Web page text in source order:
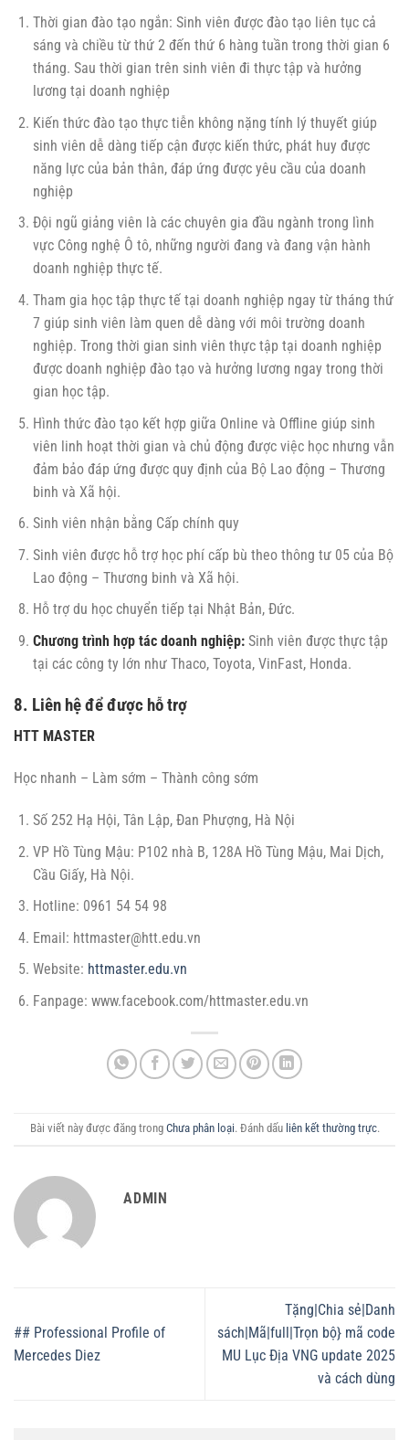
Thời gian đào tạo ngắn: Sinh viên được đào tạo liên tục cả
sáng và chiều từ thứ 2 đến thứ 6 hàng tuần trong thời gian 6
tháng. Sau thời gian trên sinh viên đi thực tập và hưởng
lương tại doanh nghiệp
Kiến thức đào tạo thực tiễn không nặng tính lý thuyết giúp
sinh viên dễ dàng tiếp cận được kiến thức, phát huy được
năng lực của bản thân, đáp ứng được yêu cầu của doanh
nghiệp
Đội ngũ giảng viên là các chuyên gia đầu ngành trong lình
vực Công nghệ Ô tô, những người đang và đang vận hành
doanh nghiệp thực tế.
Tham gia học tập thực tế tại doanh nghiệp ngay từ tháng thứ
7 giúp sinh viên làm quen dễ dàng với môi trường doanh
nghiệp. Trong thời gian sinh viên thực tập tại doanh nghiệp
được doanh nghiệp đào tạo và hưởng lương ngay trong thời
gian học tập.
Hình thức đào tạo kết hợp giữa Online và Offline giúp sinh
viên linh hoạt thời gian và chủ động được việc học nhưng vẫn
đảm bảo đáp ứng được quy định của Bộ Lao động – Thương
binh và Xã hội.
Sinh viên nhận bằng Cấp chính quy
Sinh viên được hỗ trợ học phí cấp bù theo thông tư 05 của Bộ
Lao động – Thương binh và Xã hội.
Hỗ trợ du học chuyển tiếp tại Nhật Bản, Đức.
Chương trình hợp tác doanh nghiệp:Sinh viên được thực tập
tại các công ty lớn như Thaco, Toyota, VinFast, Honda.
8. Liên hệ để được hỗ trợ
HTT MASTER
Học nhanh – Làm sớm – Thành công sớm
Số 252 Hạ Hội, Tân Lập, Đan Phượng, Hà Nội
VP Hồ Tùng Mậu: P102 nhà B, 128A Hồ Tùng Mậu, Mai Dịch,
Cầu Giấy, Hà Nội.
Hotline: 0961 54 54 98
Email: httmaster@htt.edu.vn
Website: httmaster.edu.vn
Fanpage: www.facebook.com/httmaster.edu.vn
Bài viết này được đăng trong Chưa phân loại. Đánh dấu liên kết thường trực.
ADMIN
## Professional Profile of
Mercedes Diez
Tặng|Chia sẻ|Danh
sách|Mã|full|Trọn bộ} mã code
MU Lục Địa VNG update 2025
và cách dùng